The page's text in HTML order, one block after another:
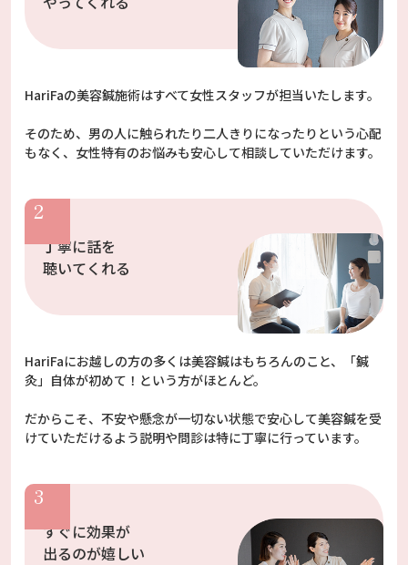
HariFaの美容鍼施術はすべて女性スタッフが担当いたします。
そのため、男の人に触られたり二人きりになったりという心配
もなく、女性特有のお悩みも安心して相談していただけます。
丁寧に話を
聴いてくれる
HariFaにお越しの方の多くは美容鍼はもちろんのこと、「鍼
灸」自体が初めて！という方がほとんど。
だからこそ、不安や懸念が一切ない状態で安心して美容鍼を受
けていただけるよう説明や問診は特に丁寧に行っています。
すぐに効果が
出るのが嬉しい